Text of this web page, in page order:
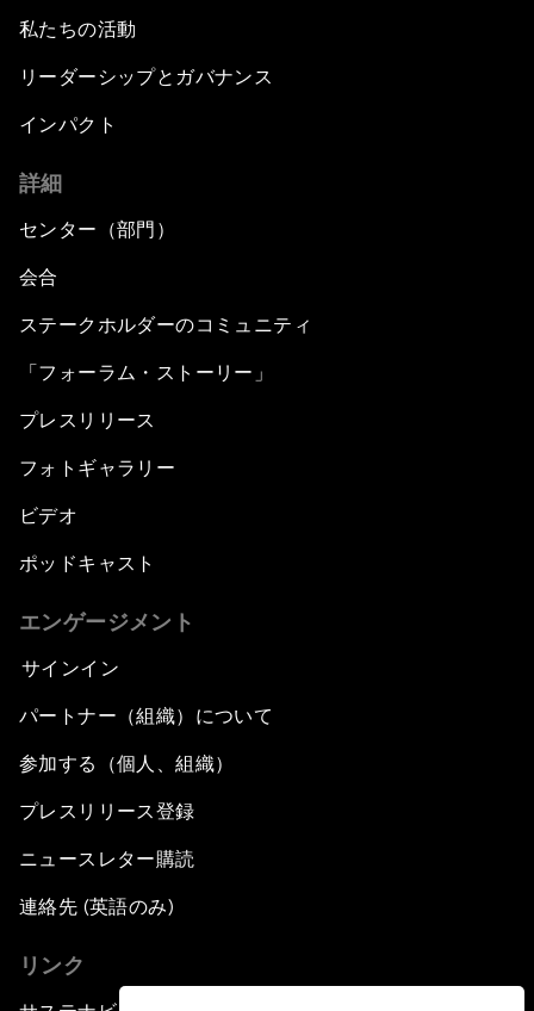
私たちの活動
リーダーシップとガバナンス
インパクト
詳細
センター（部門）
会合
ステークホルダーのコミュニティ
「フォーラム・ストーリー」
プレスリリース
フォトギャラリー
ビデオ
ポッドキャスト
エンゲージメント
サインイン
パートナー（組織）について
参加する（個人、組織）
プレスリリース登録
ニュースレター購読
連絡先 (英語のみ)
リンク